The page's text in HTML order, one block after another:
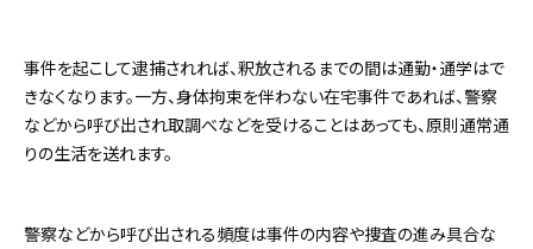
事件を起こして逮捕されれば、釈放されるまでの間は通勤・通学はで
きなくなります。一方、身体拘束を伴わない在宅事件であれば、警察
などから呼び出され取調べなどを受けることはあっても、原則通常通
りの生活を送れます。
警察などから呼び出される頻度は事件の内容や捜査の進み具合な